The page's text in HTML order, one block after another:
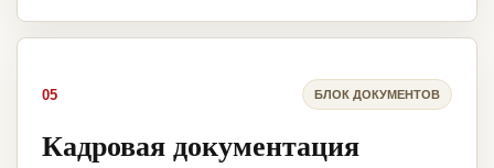
05 БЛОК ДОКУМЕНТОВ
Кадровая документация